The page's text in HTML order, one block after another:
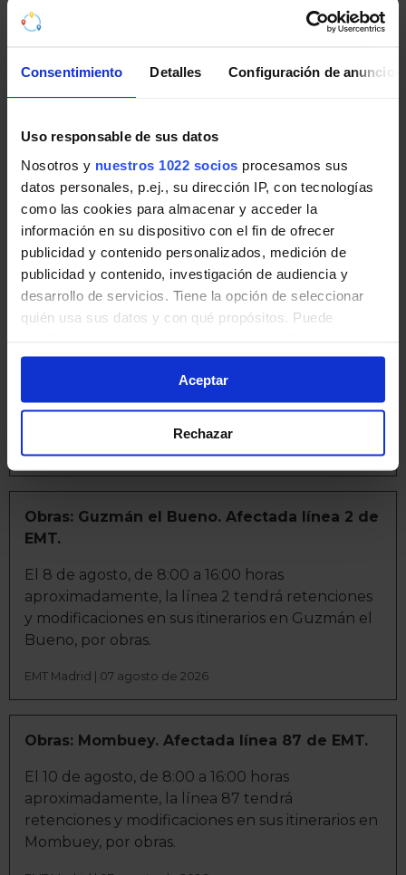
Consentimiento Detalles Configuración de anuncios
Uso responsable de sus datos
Nosotros y nuestros 1022 socios procesamos sus
datos personales, p.ej., su dirección IP, con tecnologías
como las cookies para almacenar y acceder la
información en su dispositivo con el fin de ofrecer
publicidad y contenido personalizados, medición de
publicidad y contenido, investigación de audiencia y
desarrollo de servicios. Tiene la opción de seleccionar
quién usa sus datos y con qué propósitos. Puede
momento desde la Declaración de cookies o clicando en
el Menú de consentimiento.
Si lo permite, también quisiéramos:
Recopilar información sobre su ubicación
geográfica que puede tener una precisión de varios
metros
Identificar su dispositivo analizándolo activamente
para buscar características específicas (huellas
Obtenga más información sobre cómo se procesan sus
datos personales y establezca sus preferencias en la
sección de datos . Puede cambiar o retirar su
consentimiento en cualquier momento en la Declaración
de cookies.
La publicidad digital personalizada, basada en la
información recogida mediante cookies o tecnologías
identificadores de cookies o páginas visitadas), nos
permite financiar nuestra actividad para mantener activa
esta página web sin coste para nuestros usuarios.
Pulsando el botónAceptar
Aceptar
Rechazar
Pincha en la imagen para ampliarla a pantalla completa.
Últimos avisos de EMT Madrid
Noticias, novedades e incidencias en las líneas de EMT
Madrid en Madrid:
Obras: Glorieta carretera Fuencarral a
Alcobendas sobre M-40. Afectadas 3 líneas
de EMT.
Desde las 11:00 horas aproximadamente del 11 de
tendrán retenciones y modificaciones en sus
Alcobendas sobre M-40.
EMT Madrid | 07 agosto de 2026
Obras: Guzmán el Bueno. Afectada línea 2 de
EMT.
El 8 de agosto, de 8:00 a 16:00 horas
aproximadamente, la línea 2 tendrá retenciones
y modificaciones en sus itinerarios en Guzmán el
Bueno, por obras.
EMT Madrid | 07 agosto de 2026
Obras: Mombuey. Afectada línea 87 de EMT.
El 10 de agosto, de 8:00 a 16:00 horas
aproximadamente, la línea 87 tendrá
retenciones y modificaciones en sus itinerarios en
Mombuey, por obras.